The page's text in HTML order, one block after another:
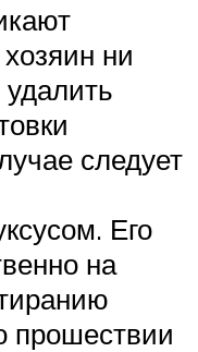
ни
удалить
следует
Его
на
прошествии